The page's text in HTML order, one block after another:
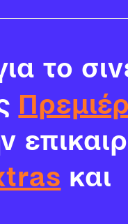
το
και